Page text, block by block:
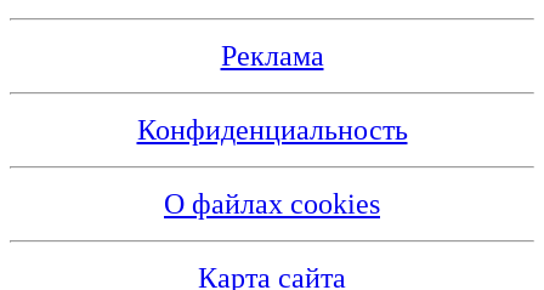
Реклама
Конфиденциальность
О файлах cookies
Карта сайта